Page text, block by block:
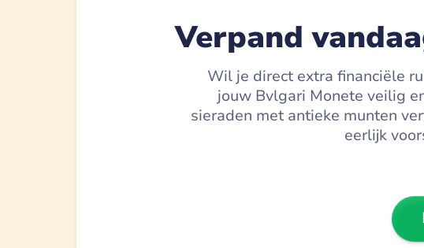
Verpand
Wil je direct extra financiële
jouw Bvlgari Monete veilig
sieraden met antieke munten
eerlijk